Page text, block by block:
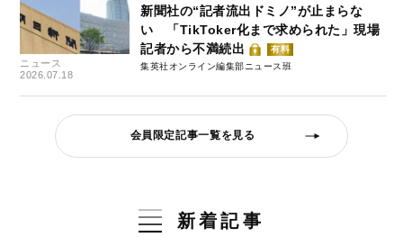
ニュース
2026.07.18
新聞社の“記者流出ドミノ”が止まらな
い 「TikToker化まで求められた」現場
記者から不満続出
有料
集英社オンライン編集部ニュース班
会員限定記事一覧を見る
新着記事